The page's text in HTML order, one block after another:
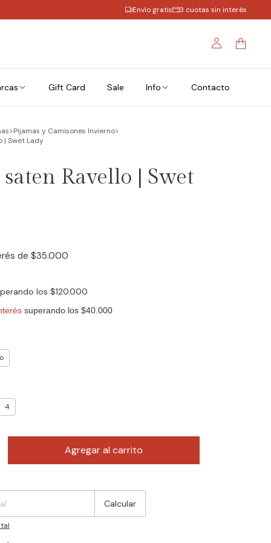
Envío gratis 3 cuotas sin interés
Gift Card Sale Info Contacto
>Pijamas y Camisones Invierno>
| Swet Lady
Ravello | Swet
de $35.000
los$120.000
4
Calcular